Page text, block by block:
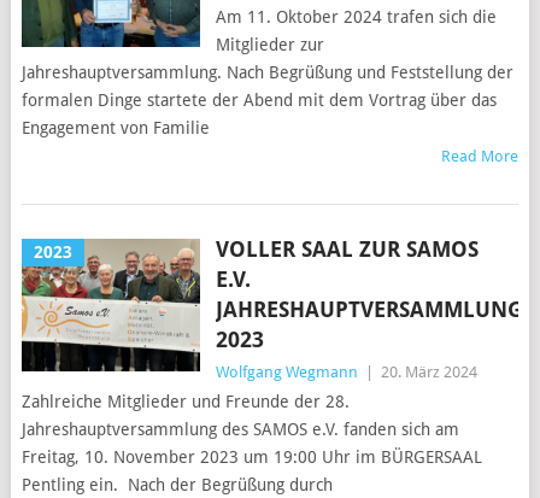
Am 11. Oktober 2024 trafen sich die
Mitglieder zur
Jahreshauptversammlung. Nach Begrüßung und Feststellung der
formalen Dinge startete der Abend mit dem Vortrag über das
Engagement von Familie
Read More
2023
VOLLER SAAL ZUR SAMOS
E.V.
JAHRESHAUPTVERSAMMLUNG
2023
Wolfgang Wegmann 20. März 2024
Zahlreiche Mitglieder und Freunde der 28.
Jahreshauptversammlung des SAMOS e.V. fanden sich am
Freitag, 10. November 2023 um 19:00 Uhr im BÜRGERSAAL
Pentling ein. Nach der Begrüßung durch